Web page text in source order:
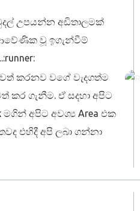
යොමු විය හැකි
වේ.
වැනි raster
භාවිතා කළ
වත් ඉතා විශාල ලෙස
කිරීම හා කුඩා කිරීමේ දී
ඉන් එහාට වැඩිවූ ට
ආශ්‍රිතව නිර්මාණය
මුදල් උපයන්න අඩිතාලමක්
ආවේණික වූ ඉගැන්වීම්
කරනව වගේ වැදගත්ම
ගැනීම. ඒ සදහා අපිට
මගින් අපිට අවශ්‍ය Area එක
එහිදී අපි ලබා ගන්නා